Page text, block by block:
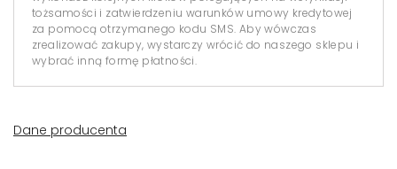
tożsamości i zatwierdzeniu warunków umowy kredytowej
za pomocą otrzymanego kodu SMS. Aby wówczas
zrealizować zakupy, wystarczy wrócić do naszego sklepu i
wybrać inną formę płatności.
Dane producenta